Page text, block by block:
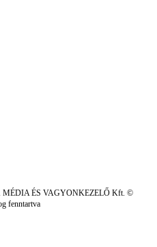
MÉDIA ÉS VAGYONKEZELŐ Kft. ©
fenntartva